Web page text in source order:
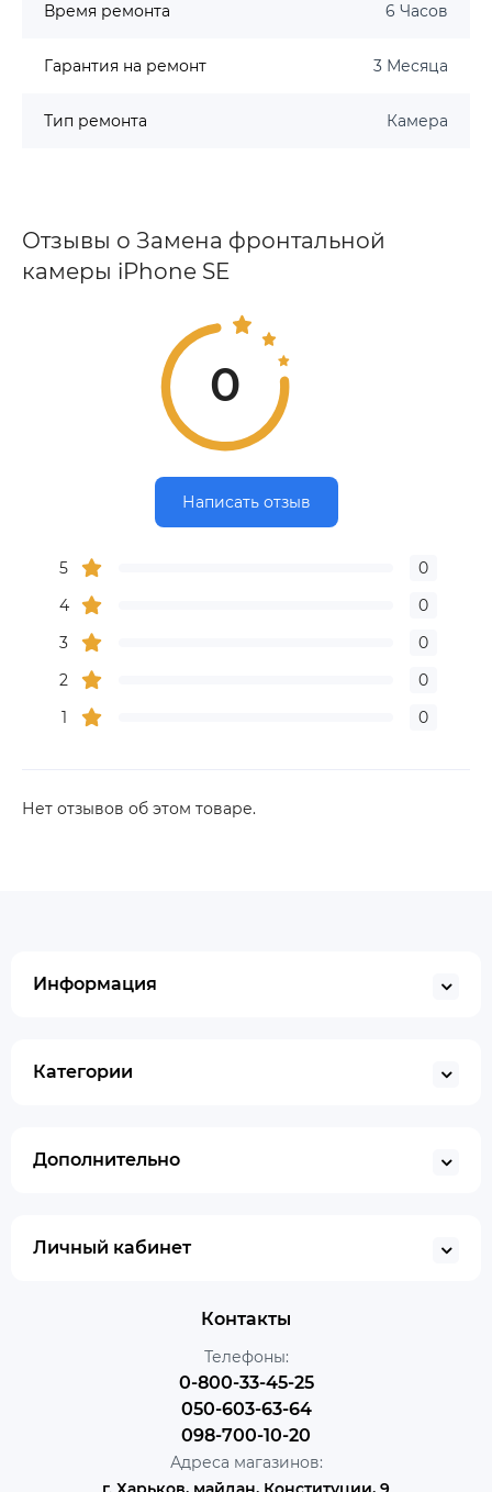
Время ремонта 6 Часов
Гарантия на ремонт 3 Месяца
Тип ремонта Камера
Отзывы о Замена фронтальной
камеры iPhone SE
0
Написать отзыв
5
0
4
0
3
0
2
0
1
0
Нет отзывов об этом товаре.
Информация
Категории
Дополнительно
Личный кабинет
Контакты
Телефоны:
0-800-33-45-25
050-603-63-64
098-700-10-20
Адреса магазинов: